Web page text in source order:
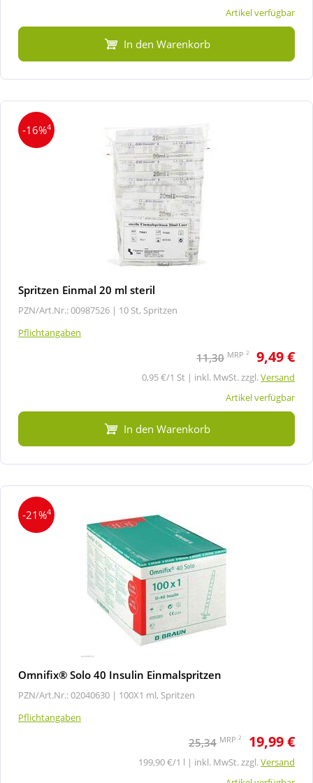
Artikel verfügbar
In den Warenkorb
-16%4
Spritzen Einmal 20 ml steril
PZN/Art.Nr.: 00987526 | 10 St, Spritzen
Pflichtangaben
11,30 MRP 2 9,49 €
0,95 €/1 St | inkl. MwSt. zzgl.Versand
Artikel verfügbar
In den Warenkorb
-21%4
Omnifix® Solo 40 Insulin Einmalspritzen
PZN/Art.Nr.: 02040630 | 100X1 ml, Spritzen
Pflichtangaben
25,34 MRP 2 19,99 €
199,90 €/1 l | inkl. MwSt. zzgl.Versand